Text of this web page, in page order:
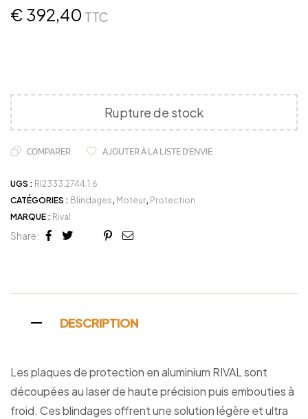
€ 392,40 TTC
Rupture de stock
COMPARER AJOUTER À LA LISTE D'ENVIE
UGS : RI2333.2744.1.6
CATÉGORIES : Blindages, Moteur, Protection
MARQUE : Rival
Share:
Facebook
TwitterLinkedin
Google+
Pinterest
Email
DESCRIPTION
Les plaques de protection en aluminium RIVAL sont
découpées au laser de haute précision puis embouties à
froid. Ces blindages offrent une solution légère et ultra